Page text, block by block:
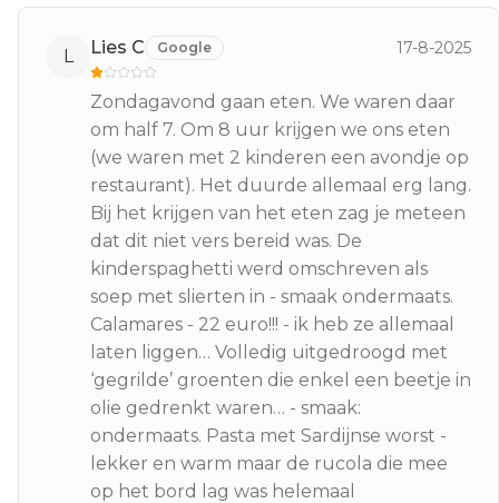
L Lies C Google 17-8-2025
Zondagavond gaan eten. We waren daar
om half 7. Om 8 uur krijgen we ons eten
(we waren met 2 kinderen een avondje op
restaurant). Het duurde allemaal erg lang.
Bij het krijgen van het eten zag je meteen
dat dit niet vers bereid was. De
kinderspaghetti werd omschreven als
soep met slierten in - smaak ondermaats.
Calamares - 22 euro!!! - ik heb ze allemaal
laten liggen… Volledig uitgedroogd met
‘gegrilde’ groenten die enkel een beetje in
olie gedrenkt waren… - smaak:
ondermaats. Pasta met Sardijnse worst -
lekker en warm maar de rucola die mee
op het bord lag was helemaal